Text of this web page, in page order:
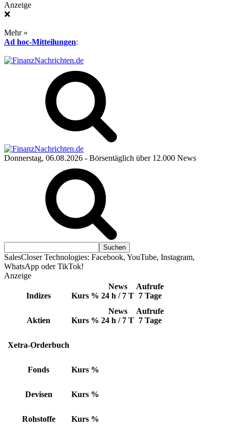
Anzeige
❌
Mehr »
Ad hoc-Mitteilungen:
Donnerstag, 06.08.2026 - Börsentäglich über 12.000 News
SalesCloser Technologies: Facebook, YouTube, Instagram,
WhatsApp oder TikTok!
Anzeige
Indizes Kurs %
News
24 h / 7 T
Aufrufe
7 Tage
Aktien Kurs %
News
24 h / 7 T
Aufrufe
7 Tage
Xetra-Orderbuch
Fonds Kurs %
Devisen Kurs %
Rohstoffe Kurs %